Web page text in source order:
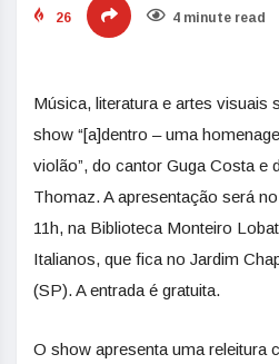
26 4 minute read
Música, literatura e artes visuais
show “[a]dentro – uma
violão”, do cantor Guga Costa e
Thomaz. A apresentação será
11h, na Biblioteca Monteiro
Italianos, que fica no Jardim
(SP). A entrada é gratuita.
O show apresenta uma releitura